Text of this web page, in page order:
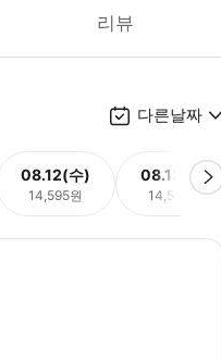
리뷰
다른날짜
08.12(수)
14,595원
08.13(목)
14,595원